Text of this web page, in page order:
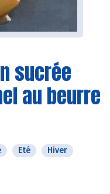
sucrée
au beurre
Eté
Hiver